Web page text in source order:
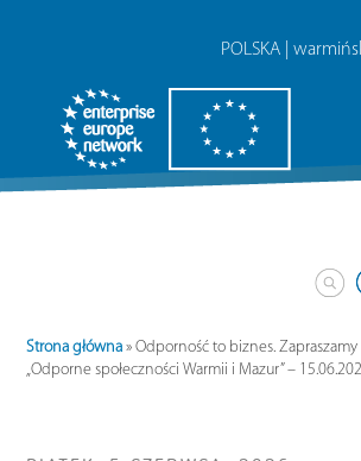
POLSKA |
Strona główna »Odporność to biznes.
„Odporne społeczności Warmii i Mazur” –